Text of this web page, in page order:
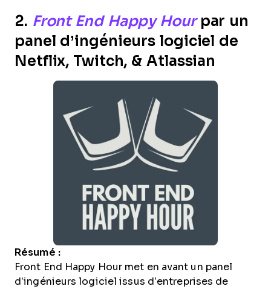
2. Front End Happy Hour par un
panel d’ingénieurs logiciel de
Netflix, Twitch, & Atlassian
Résumé :
Front End Happy Hour met en avant un panel
d’ingénieurs logiciel issus d’entreprises de